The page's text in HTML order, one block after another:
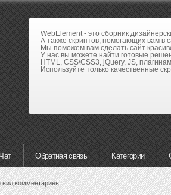
WebElement - это сборник
А также скриптов, помогающих вам в
Мы поможем вам сделать сайт
У нас вы можете найти готовые
HTML, CSS\CSS3, jQuery, JS,
Используйте только качественные
Обратная связь Категории
вид комментариев